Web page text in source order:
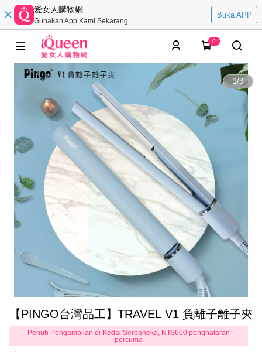
愛女人購物網
Gunakan App Kami Sekarang
Buka APP
0
1/3
【PINGO台灣品工】TRAVEL V1 負離子離子夾
Penuh Pengambilan di Kedai Serbaneka, NT$600 penghataran
percuma